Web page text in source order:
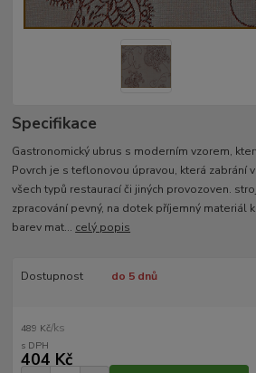
Specifikace
Gastronomický ubrus s moderním vzorem,
Povrch je s teflonovou úpravou, která zabrání
všech typů restaurací či jiných provozoven.
zpracování pevný, na dotek příjemný materiál
barev mat... celý popis
Dostupnost do 5 dnů
489 Kč/ks
404 Kč